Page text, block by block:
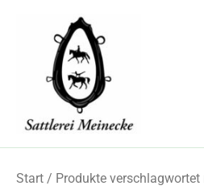
Start / Produkte verschlagwortet